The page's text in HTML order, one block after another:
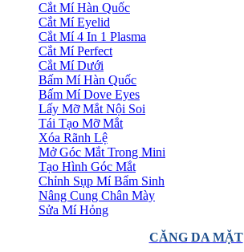
Cắt Mí Hàn Quốc
Cắt Mí Eyelid
Cắt Mí 4 In 1 Plasma
Cắt Mí Perfect
Cắt Mí Dưới
Bấm Mí Hàn Quốc
Bấm Mí Dove Eyes
Lấy Mỡ Mắt Nội Soi
Tái Tạo Mỡ Mắt
Xóa Rãnh Lệ
Mở Góc Mắt Trong Mini
Tạo Hình Góc Mắt
Chỉnh Sụp Mí Bẩm Sinh
Nâng Cung Chân Mày
Sửa Mí Hỏng
CĂNG DA MẶT